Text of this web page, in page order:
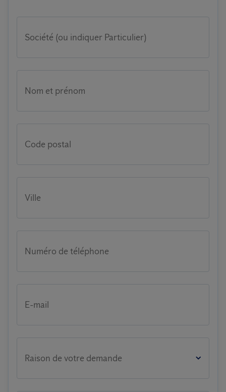
Société (ou indiquer Particulier)
Nom et prénom
Code postal
Ville
Numéro de téléphone
E-mail
Raison de votre demande